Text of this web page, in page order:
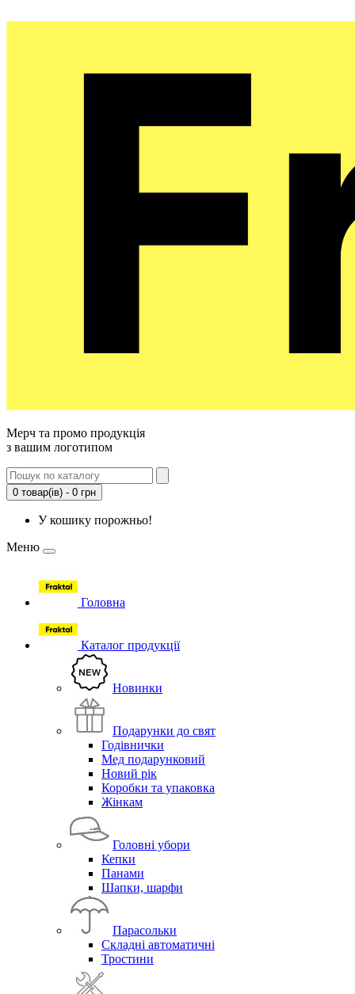
Мерч та промо продукція
з вашим логотипом
0 товар(ів) - 0 грн
У кошику порожньо!
Меню
Головна
Каталог продукції
Новинки
Подарунки до свят
Годівнички
Мед подарунковий
Новий рік
Коробки та упаковка
Жінкам
Головні убори
Кепки
Панами
Шапки, шарфи
Парасольки
Складні автоматичні
Тростини